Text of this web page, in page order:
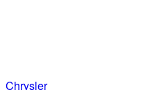
Chrysler